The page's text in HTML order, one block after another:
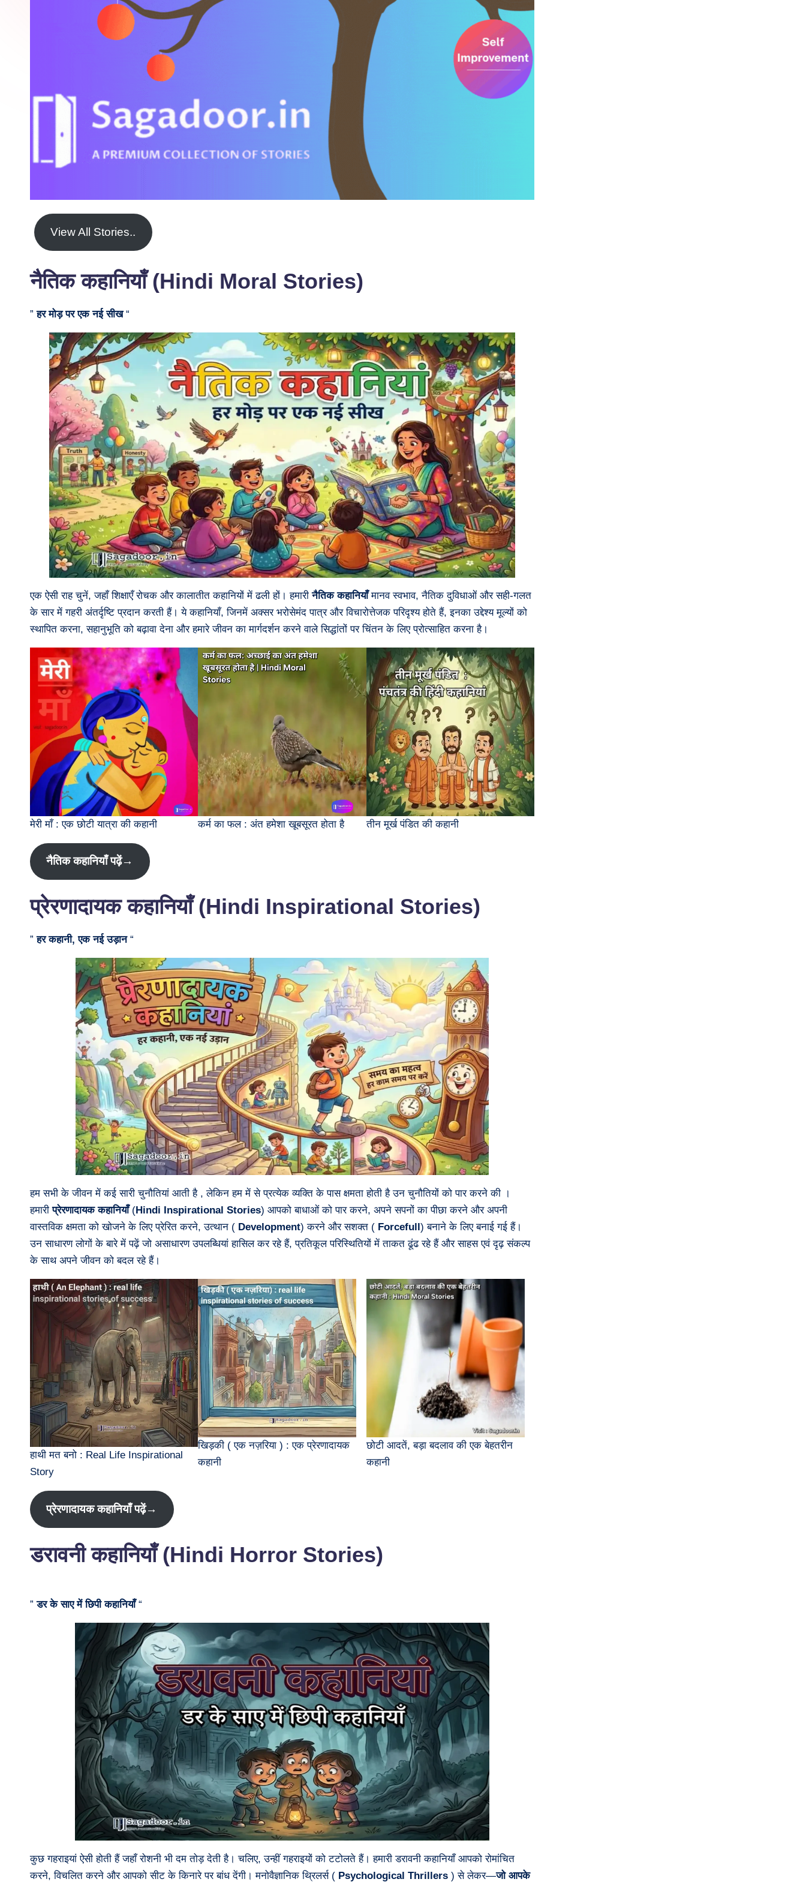
View All Stories..
नैतिक कहानियाँ (Hindi Moral Stories)
”हर मोड़ पर एक नई सीख“
एक ऐसी राह चुनें, जहाँ शिक्षाएँ रोचक और कालातीत कहानियों में ढली हों। हमारीनैतिक कहानियाँमानव स्वभाव, नैतिक दुविधाओं और सही-गलत
के सार में गहरी अंतर्दृष्टि प्रदान करती हैं। ये कहानियाँ, जिनमें अक्सर भरोसेमंद पात्र और विचारोत्तेजक परिदृश्य होते हैं, इनका उद्देश्य मूल्यों को
स्थापित करना, सहानुभूति को बढ़ावा देना और हमारे जीवन का मार्गदर्शन करने वाले सिद्धांतों पर चिंतन के लिए प्रोत्साहित करना है।
मेरी माँ : एक छोटी यात्रा की कहानी कर्म का फल : अंत हमेशा खूबसूरत होता है तीन मूर्ख पंडित की कहानी
नैतिक कहानियाँ पढ़ें→
प्रेरणादायक कहानियाँ (Hindi Inspirational Stories)
”हर कहानी, एक नई उड़ान“
हम सभी के जीवन में कई सारी चुनौतियां आती है , लेकिन हम में से प्रत्येक व्यक्ति के पास क्षमता होती है उन चुनौतियों को पार करने की ।
हमारीप्रेरणादायक कहानियाँ(Hindi Inspirational Stories) आपको बाधाओं को पार करने, अपने सपनों का पीछा करने और अपनी
वास्तविक क्षमता को खोजने के लिए प्रेरित करने, उत्थान ( Development) करने और सशक्त ( Forcefull ) बनाने के लिए बनाई गई हैं।
उन साधारण लोगों के बारे में पढ़ें जो असाधारण उपलब्धियां हासिल कर रहे हैं, प्रतिकूल परिस्थितियों में ताकत ढूंढ रहे हैं और साहस एवं दृढ़ संकल्प
के साथ अपने जीवन को बदल रहे हैं।
हाथी मत बनो : Real Life Inspirational
Story
खिड़की ( एक नज़रिया ) : एक प्रेरणादायक
कहानी
छोटी आदतें, बड़ा बदलाव की एक बेहतरीन
कहानी
प्रेरणादायक कहानियाँ पढ़ें→
डरावनी कहानियाँ (Hindi Horror Stories)
”डर के साए में छिपी कहानियाँ“
कुछ गहराइयां ऐसी होती हैं जहाँ रोशनी भी दम तोड़ देती है। चलिए, उन्हीं गहराइयों को टटोलते हैं। हमारी डरावनी कहानियाँ आपको रोमांचित
करने, विचलित करने और आपको सीट के किनारे पर बांध देंगी। मनोवैज्ञानिक थ्रिलर्स ( Psychological Thrillers ) से लेकर—जो आपके